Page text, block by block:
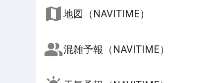
地図（NAVITIME）
混雑予報（NAVITIME）